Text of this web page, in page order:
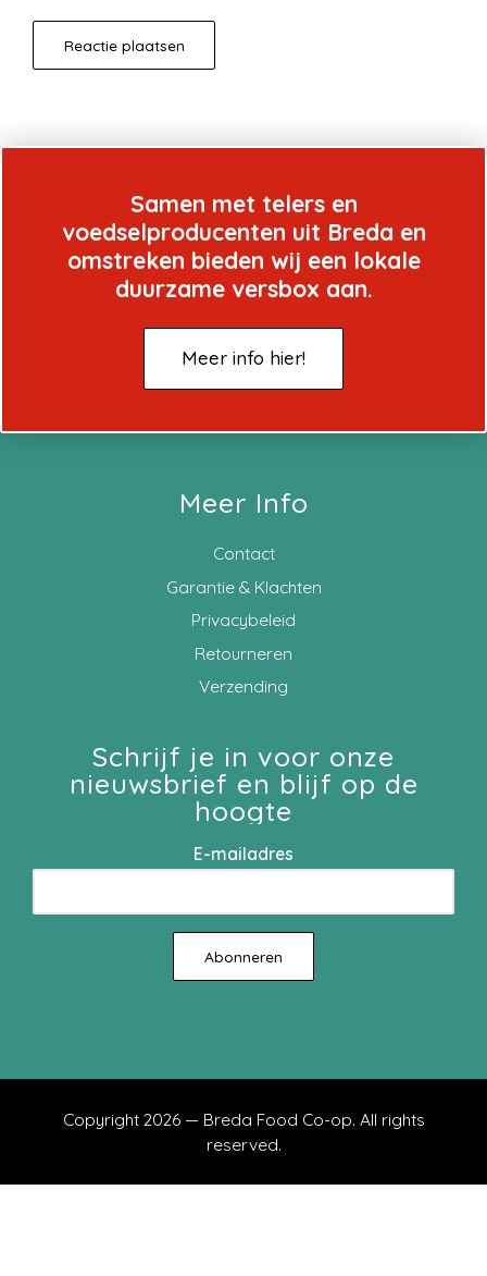
Samen met telers en
voedselproducenten uit Breda en
omstreken bieden wij een lokale
duurzame versbox aan.
Meer info hier!
Meer Info
Contact
Garantie & Klachten
Privacybeleid
Retourneren
Verzending
Schrijf je in voor onze
nieuwsbrief en blijf op de
hoogte
E-mailadres
Copyright 2026 — Breda Food Co-op. All rights
reserved.